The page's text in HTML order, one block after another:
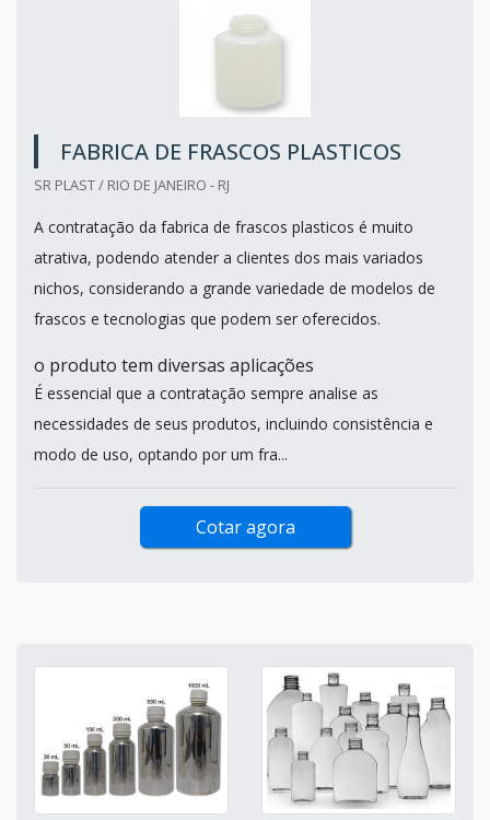
FABRICA DE FRASCOS PLASTICOS
SR PLAST / RIO DE JANEIRO - RJ
A contratação da fabrica de frascos plasticos é muito
atrativa, podendo atender a clientes dos mais variados
nichos, considerando a grande variedade de modelos de
frascos e tecnologias que podem ser oferecidos.
o produto tem diversas aplicações
É essencial que a contratação sempre analise as
necessidades de seus produtos, incluindo consistência e
modo de uso, optando por um fra...
Cotar agora